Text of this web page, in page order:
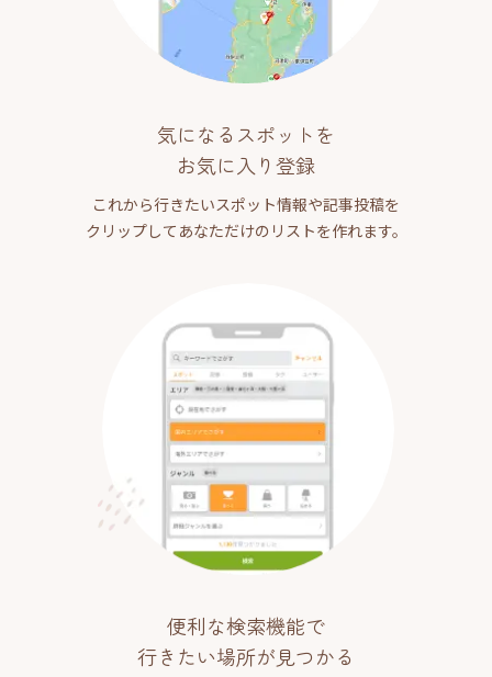
気になるスポットを
お気に入り登録
これから行きたいスポット情報や記事投稿を
クリップしてあなただけのリストを作れます。
便利な検索機能で
行きたい場所が見つかる